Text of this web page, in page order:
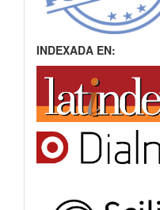
INDEXADA EN: